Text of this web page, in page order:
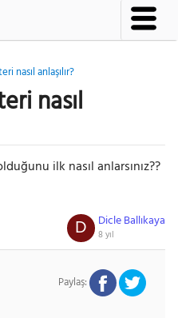
nasıl anlaşılır?
nasıl
ilk nasıl anlarsınız??
Dicle Ballıkaya
8 yıl
D
Paylaş: